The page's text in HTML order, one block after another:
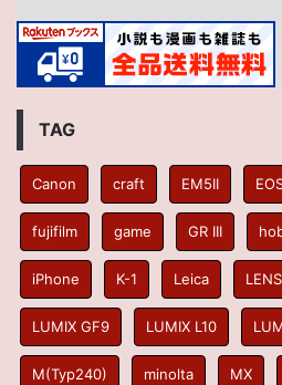
TAG
Canon craft EM5II
fujifilm game GR III
iPhone K-1 Leica LENS
LUMIX GF9 LUMIX L10
M(Typ240) minolta MX